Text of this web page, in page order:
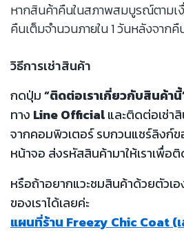
หากสินค้าคืนในสภาพสมบูรณ์ตามเ
คืนเต็มจำนวนภายใน 1 วันหลังจาก
วิธีการเช่าสินค้า
กดปุ่ม“ติดต่อเราเกี่ยวกับสินค้านี้
ทาง Line Officialและติดต่อเช่า
จากคอมพิวเตอร์ รบกวนแชร์ลิงก์
หน้าจอ ส่งรหัสสินค้ามาให้เราเพื่อ
หรือถ้าอยากแวะชมสินค้าด้วยตัวเ
ของเราได้เลยค่ะ
แผนที่ร้าน Freezy Chic Coat (